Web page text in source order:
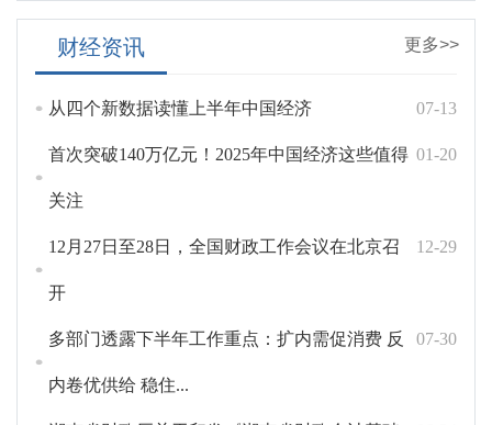
财经资讯 更多>>
07-13
从四个新数据读懂上半年中国经济
01-20
首次突破140万亿元！2025年中国经济这些值得
关注
12-29
12月27日至28日，全国财政工作会议在北京召
开
07-30
多部门透露下半年工作重点：扩内需促消费 反
内卷优供给 稳住...